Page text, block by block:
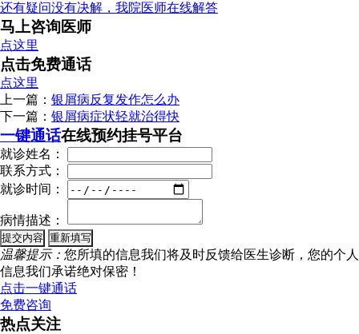
还有疑问没有决解，我院医师在线解答
马上咨询医师
点这里
点击免费通话
点这里
上一篇： 银屑病反复发作怎么办
下一篇： 银屑病症状轻就治得快
一键通话在线预约挂号平台
就诊姓名：
联系方式：
就诊时间：
病情描述：
温馨提示： 您所填的信息我们将及时反馈给医生诊断，您的个人
信息我们承诺绝对保密！
点击一键通话
免费咨询
热点关注